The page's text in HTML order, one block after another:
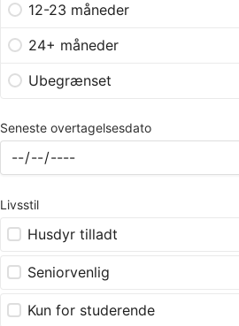
12-23 måneder
24+ måneder
Ubegrænset
Seneste overtagelsesdato
Livsstil
Husdyr tilladt
Seniorvenlig
Kun for studerende